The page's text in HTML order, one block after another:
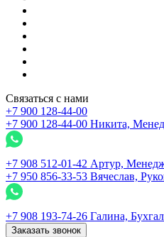
Связаться с нами
+7 900 128-44-00
+7 900 128-44-00 Никита,
+7 908 512-01-42 Артур,
+7 950 856-33-53 Вячеслав,
+7 908 193-74-26 Галина,
Заказать звонок